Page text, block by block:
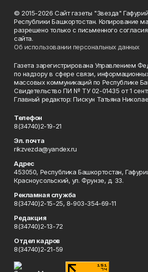
© 2015-2026 Сайт газеты "Звезда"
Республики Башкортостан. Копирование
разрешено только с письменного
сайта.
Об использовании персональных данных
Газета зарегистрирована Управлением
по надзору в сфере связи,
массовых коммуникаций по Республике
Свидетельство ПИ № ТУ 02-01435 от 1
Главный редактор: Пискун Татьяна
Телефон
8(34740)2-19-21
Эл. почта
rikzvezda@yandex.ru
Адрес
453050, Республика Башкортостан,
Красноусольский, ул. Фрунзе, д. 33.
Рекламная служба
8(34740)2-15-25, 8-903-354-69-11
Редакция
8(34740)2-13-72
Отдел кадров
8(34740)2-21-59